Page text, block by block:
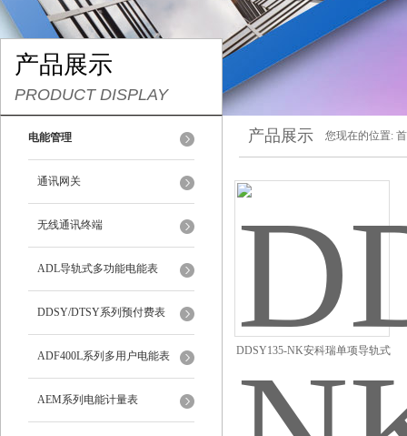
产品展示
PRODUCT DISPLAY
电能管理
通讯网关
无线通讯终端
ADL导轨式多功能电能表
DDSY/DTSY系列预付费表
ADF400L系列多用户电能表
AEM系列电能计量表
产品展示 您现在的位置:
DDSY135-NK安科瑞单项导轨式
远程预付费电能表